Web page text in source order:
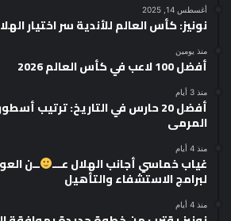
أغسطس 14, 2025
نونيز: كأس العالم للأندية سر اختيار
منذ يومين
أفضل 100 لاعب في كأس العالم 2026
منذ 3 أيام
أفضل 20 حارس في التاريخ: ترتيب
المرمى
منذ 4 أيام
غياب خماسي أجانب الهلال عـــ ــن
لبرامج الاستشفاء والتأهيل
منذ 4 أيام